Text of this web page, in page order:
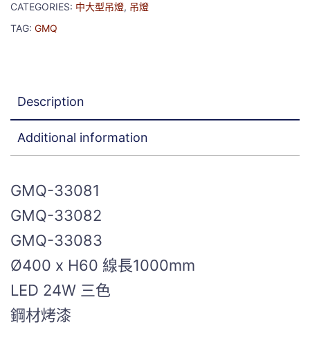
CATEGORIES: 中大型吊燈, 吊燈
TAG: GMQ
Description
Additional information
GMQ-33081
GMQ-33082
GMQ-33083
Ø400 x H60 線長1000mm
LED 24W 三色
鋼材烤漆